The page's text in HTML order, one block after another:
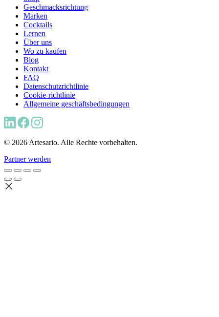
Geschmacksrichtung
Marken
Cocktails
Lernen
Über uns
Wo zu kaufen
Blog
Kontakt
FAQ
Datenschutzrichtlinie
Cookie-richtlinie
Allgemeine geschäftsbedingungen
© 2026 Artesario. Alle Rechte vorbehalten.
Partner werden